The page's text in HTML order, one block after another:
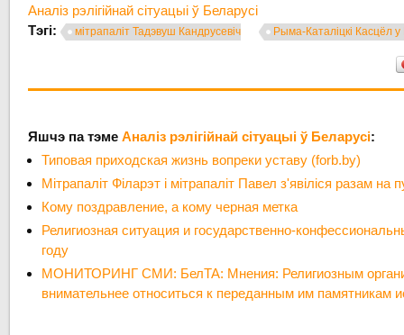
Аналіз рэлігійнай сітуацыі ў Беларусі
Тэгі:
мітрапаліт Тадэвуш Кандрусевіч Рыма-Каталіцкі Касцёл у
Яшчэ па тэмеАналіз рэлігійнай сітуацыі ў Беларусі:
Типовая приходская жизнь вопреки уставу (forb.by)
Мітрапаліт Філарэт і мітрапаліт Павел з'явіліся разам на
Кому поздравление, а кому черная метка
Религиозная ситуация и государственно-
году
МОНИТОРИНГ СМИ: БелТА: Мнения: Религиозным
внимательнее относиться к переданным им памятникам